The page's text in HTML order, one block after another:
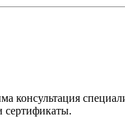
консультация
сертификаты.